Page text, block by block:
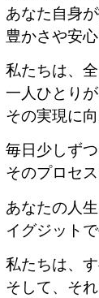
あなた自身
豊かさや安
私たちは、
一人ひとり
その実現に
毎日少しず
そのプロセ
あなたの人
イグジット
私たちは、
そして、そ